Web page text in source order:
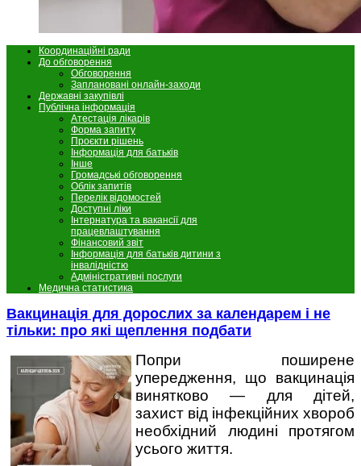
Координаційні ради
До обговорення
Обговорення
Заплановані онлайн-заходи
Державні закупівлі
Публічна інформація
Атестація лікарів
Форма запиту
Проєкти рішень
Інформація для батьків
Інше
Громадські обговорення
Облік запитів
Перелік відомостей
Доступні ліки
Інтернатура та вакансії для
працевлаштування
Фінансовий звіт
Інформація для батьків дитини з
інвалідністю
Адміністративні послуги
Медична статистика
Вакцинація для дорослих за календарем і не
тільки: про які щеплення подбати
Попри поширене
упередження, що вакцинація
винятково — для дітей,
захист від інфекційних хвороб
необхідний людині протягом
усього життя.